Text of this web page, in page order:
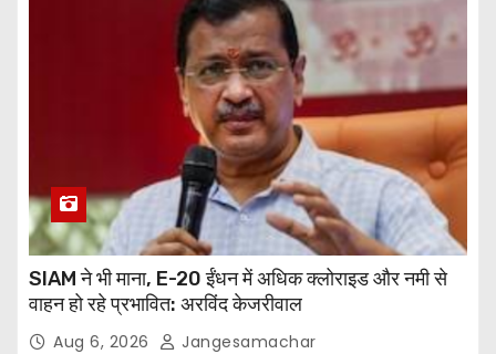
SIAM ने भी माना, E-20 ईंधन में अधिक क्लोराइड और नमी से
वाहन हो रहे प्रभावित: अरविंद केजरीवाल
Aug 6, 2026 Jangesamachar